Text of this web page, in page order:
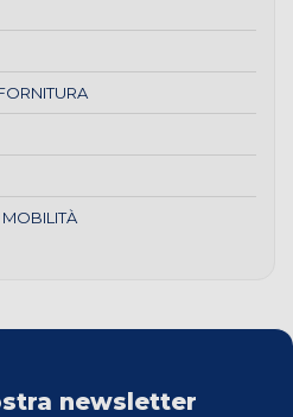
MOBILITÀ
newsletter